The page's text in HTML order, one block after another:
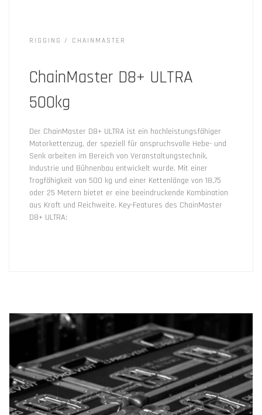
RIGGING CHAINMASTER
ChainMaster D8+ ULTRA
500kg
Der ChainMaster D8+ ULTRA ist ein hochleistungsfähiger
Motorkettenzug, der speziell für anspruchsvolle Hebe- und
Senk arbeiten im Bereich von Veranstaltungstechnik,
Industrie und Bühnenbau entwickelt wurde. Mit einer
Tragfähigkeit von 500 kg und einer Kettenlänge von 18,75
oder 25 Metern bietet er eine beeindruckende Kombination
aus Kraft und Reichweite. Key-Features des ChainMaster
D8+ ULTRA: